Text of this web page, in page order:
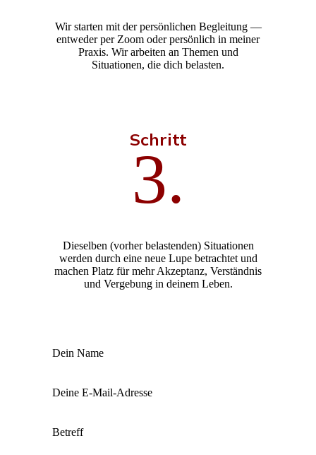
Wir starten mit der persönlichen Begleitung —
entweder per Zoom oder persönlich in meiner
Praxis. Wir arbeiten an Themen und
Situationen, die dich belasten.
Schritt
3.
Dieselben (vorher belastenden) Situationen
werden durch eine neue Lupe betrachtet und
machen Platz für mehr Akzeptanz, Verständnis
und Vergebung in deinem Leben.
Dein Name
Deine E-Mail-Adresse
Betreff